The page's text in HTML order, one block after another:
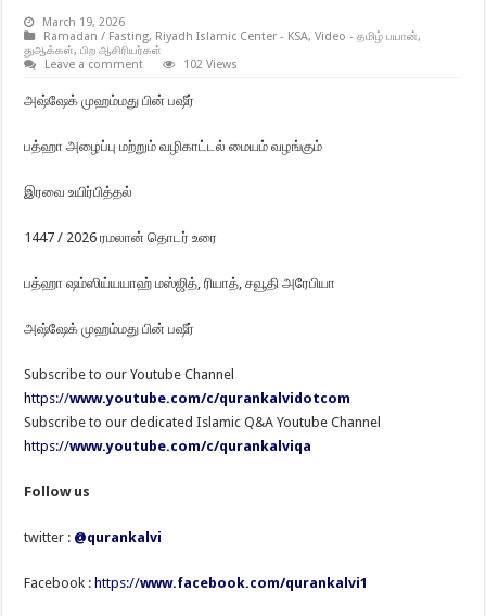
March 19, 2026
Ramadan / Fasting, Riyadh Islamic Center - KSA,Video - தமிழ் பயான்,
துஆக்கள்,பிற ஆசிரியர்கள்
Leave a comment
102 Views
அஷ்ஷேக் முஹம்மது பின் பஷீர்
பத்ஹா அழைப்பு மற்றும் வழிகாட்டல் மையம் வழங்கும்
இரவை உயிர்பித்தல்
1447 / 2026 ரமலான் தொடர் உரை
பத்ஹா ஷம்ஸிய்யயாஹ் மஸ்ஜித், ரியாத், சவூதி அரேபியா
அஷ்ஷேக் முஹம்மது பின் பஷீர்
Subscribe to our Youtube Channel
https://www.youtube.com/c/qurankalvidotcom
Subscribe to our dedicated Islamic Q&A Youtube Channel
https://www.youtube.com/c/qurankalviqa
Follow us
twitter : @qurankalvi
Facebook : https://www.facebook.com/qurankalvi1